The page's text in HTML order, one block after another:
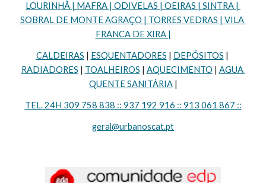
LOURINHÃ | MAFRA | ODIVELAS | OEIRAS | SINTRA |
SOBRAL DE MONTE AGRAÇO | TORRES VEDRAS | VILA
FRANCA DE XIRA |
CALDEIRAS | ESQUENTADORES | DEPÓSITOS
RADIADORES | TOALHEIROS | AQUECIMENTO | AGUA
QUENTE SANITÁRIA |
TEL. 24H 309 758 838 :: 937 192 916 :: 913 061 867 ::
geral@urbanoscat.pt